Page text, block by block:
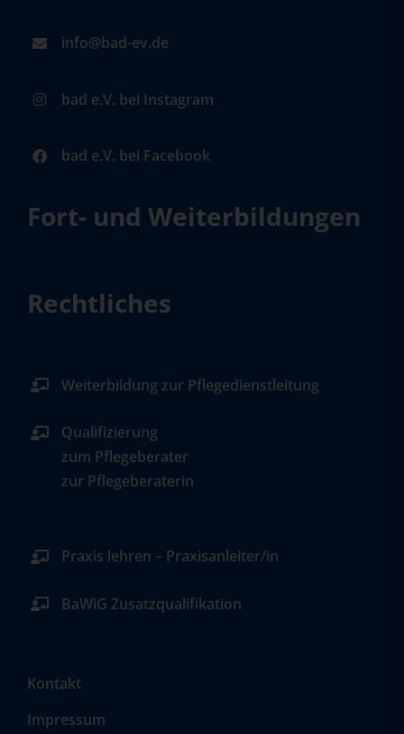
info@bad-ev.de
bad e.V. bei Instagram
bad e.V. bei Facebook
Fort- und Weiterbildungen
Rechtliches
Weiterbildung zur Pflegedienstleitung
Qualifizierung
zum Pflegeberater
zur Pflegeberaterin
Praxis lehren – Praxisanleiter/in
BaWiG Zusatzqualifikation
Kontakt
Impressum